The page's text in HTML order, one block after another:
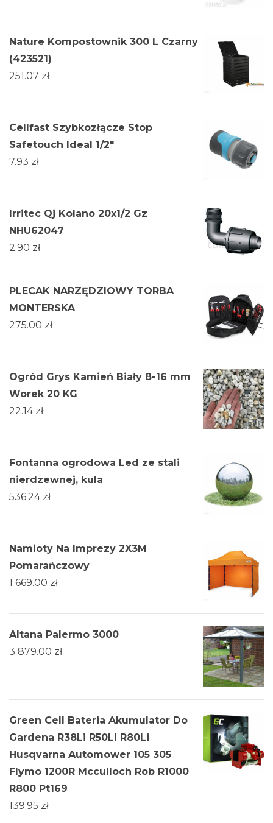
Nature Kompostownik 300 L Czarny
(423521)
251.07 zł
Cellfast Szybkozłącze Stop
Safetouch Ideal 1/2"
7.93 zł
Irritec Qj Kolano 20x1/2 Gz
NHU62047
2.90 zł
PLECAK NARZĘDZIOWY TORBA
MONTERSKA
275.00 zł
Ogród Grys Kamień Biały 8-16 mm
Worek 20 KG
22.14 zł
Fontanna ogrodowa Led ze stali
nierdzewnej, kula
536.24 zł
Namioty Na Imprezy 2X3M
Pomarańczowy
1 669.00 zł
Altana Palermo 3000
3 879.00 zł
Green Cell Bateria Akumulator Do
Gardena R38Li R50Li R80Li
Husqvarna Automower 105 305
Flymo 1200R Mcculloch Rob R1000
R800 Pt169
139.95 zł